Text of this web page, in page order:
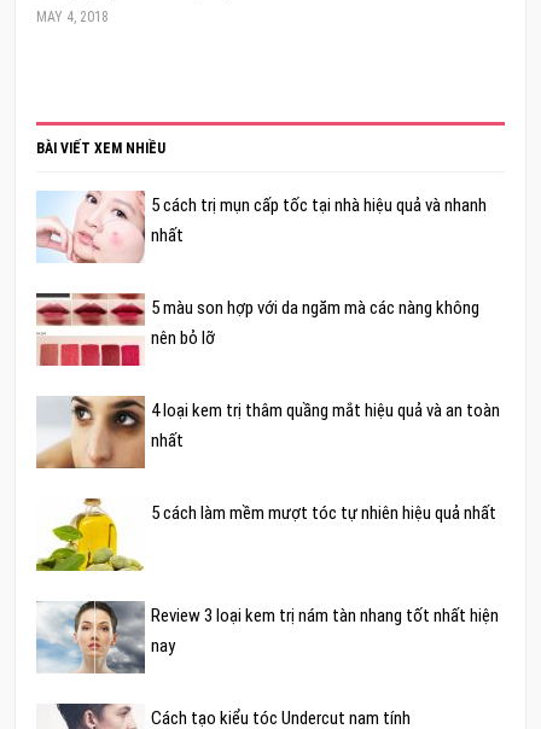
MAY 4, 2018
BÀI VIẾT XEM NHIỀU
5 cách trị mụn cấp tốc tại nhà hiệu quả và nhanh
nhất
5 màu son hợp với da ngăm mà các nàng không
nên bỏ lỡ
4 loại kem trị thâm quầng mắt hiệu quả và an toàn
nhất
5 cách làm mềm mượt tóc tự nhiên hiệu quả nhất
Review 3 loại kem trị nám tàn nhang tốt nhất hiện
nay
Cách tạo kiểu tóc Undercut nam tính